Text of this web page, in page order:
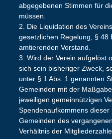
abgegebenen Stimmen für
müssen.
2. Die Liquidation des
gesetzlichen Regelung, § 48
amtierenden Vorstand.
3. Wird der Verein aufgelöst
sich sein bisheriger Zweck,
unter § 1 Abs. 1 genannten
Gemeinden mit der
jeweiligen gemeinnützigen
Spendenaufkommens
Gemeinden des
Verhältnis der